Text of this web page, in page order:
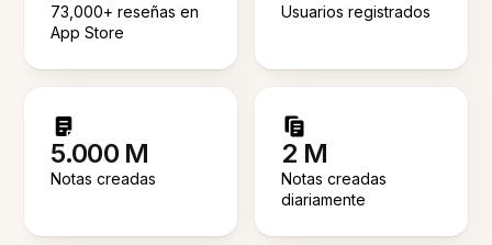
73,000+ reseñas en
App Store
Usuarios registrados
5.000 M
Notas creadas
2 M
Notas creadas
diariamente